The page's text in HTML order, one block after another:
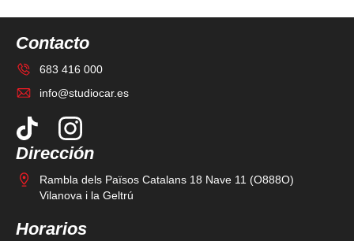
Contacto
683 416 000
info@studiocar.es
Dirección
Rambla dels Països Catalans 18 Nave 11 (O888O)
Vilanova i la Geltrú
Horarios